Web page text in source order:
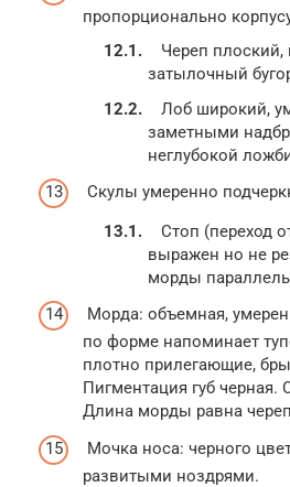
пропорционально
Череп плоский,
затылочный
Лоб широкий,
заметными
неглубокой
Скулы умеренно
Стоп (переход
выражен но не
морды
Морда: объемная,
по форме напоминает
плотно прилегающие,
Пигментация губ черная.
Длина морды равна
Мочка носа: черного
развитыми ноздрями.